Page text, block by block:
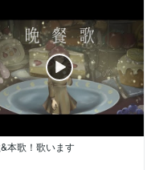
本歌！歌います